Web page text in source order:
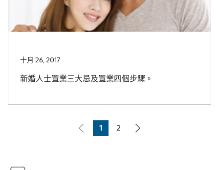
十月 26, 2017
新婚人士置業三大忌及置業四個步驟。
Page
1
Page
2